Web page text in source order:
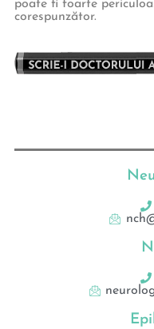
poate fi foarte
corespunzător.